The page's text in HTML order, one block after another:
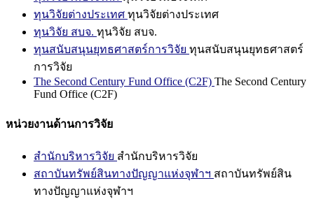
ทุนวิจัยต่างประเทศ ทุนวิจัยต่างประเทศ
ทุนวิจัย สบจ. ทุนวิจัย สบจ.
ทุนสนับสนุนยุทธศาสตร์การวิจัย ทุนสนับสนุนยุทธศาสตร์
การวิจัย
The Second Century Fund Office (C2F) The Second Century
Fund Office (C2F)
หน่วยงานด้านการวิจัย
สำนักบริหารวิจัย สำนักบริหารวิจัย
สถาบันทรัพย์สินทางปัญญาแห่งจุฬาฯ สถาบันทรัพย์สิน
ทางปัญญาแห่งจุฬาฯ